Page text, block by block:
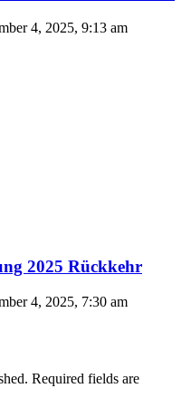
4, 2025, 9:13 am
2025 Rückkehr
4, 2025, 7:30 am
Required fields are